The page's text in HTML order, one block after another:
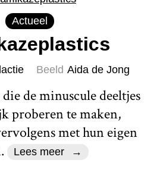
Actueel
Beeld Aida de Jong
de minuscule deeltjes
proberen te maken,
met hun eigen
Lees meer